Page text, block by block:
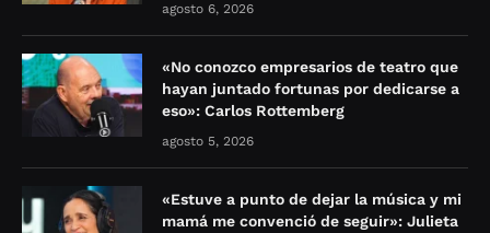
agosto 6, 2026
«No conozco empresarios de teatro que
hayan juntado fortunas por dedicarse a
eso»: Carlos Rottemberg
agosto 5, 2026
«Estuve a punto de dejar la música y mi
mamá me convenció de seguir»: Julieta